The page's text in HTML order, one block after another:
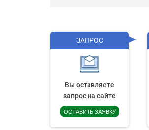
ЗАПРОС
Вы оставляете
запрос на сайте
ОСТАВИТЬ ЗАЯВКУ